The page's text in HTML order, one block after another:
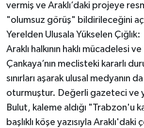
vermiş ve Araklı’daki projeye
"olumsuz görüş" bildirileceğini
Yerelden Ulusala Yükselen Çığlık:
Araklı halkının haklı mücadelesi
Çankaya’nın meclisteki kararlı
sınırları aşarak ulusal medyanın
oturmuştur. Değerli gazeteci ve
Bulut, kaleme aldığı "Trabzon'u
başlıklı köşe yazısıyla Araklı'daki